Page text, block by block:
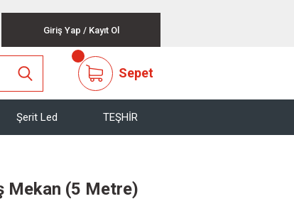
Giriş Yap / Kayıt Ol
Sepet
Şerit Led TEŞHİR
Mekan (5 Metre)